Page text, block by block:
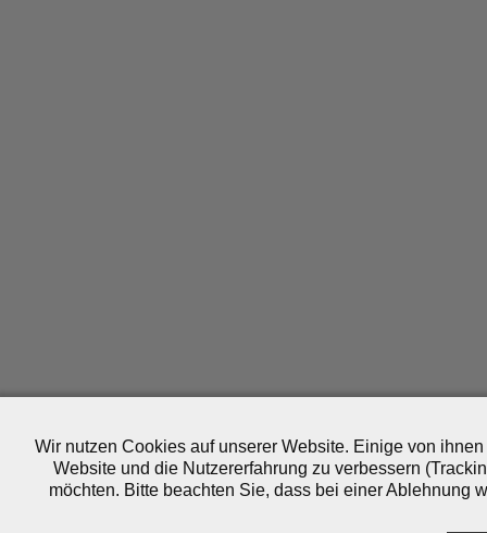
Wir nutzen Cookies auf unserer Website. Einige von
Website und die Nutzererfahrung zu verbessern
möchten. Bitte beachten Sie, dass bei einer Ablehnung